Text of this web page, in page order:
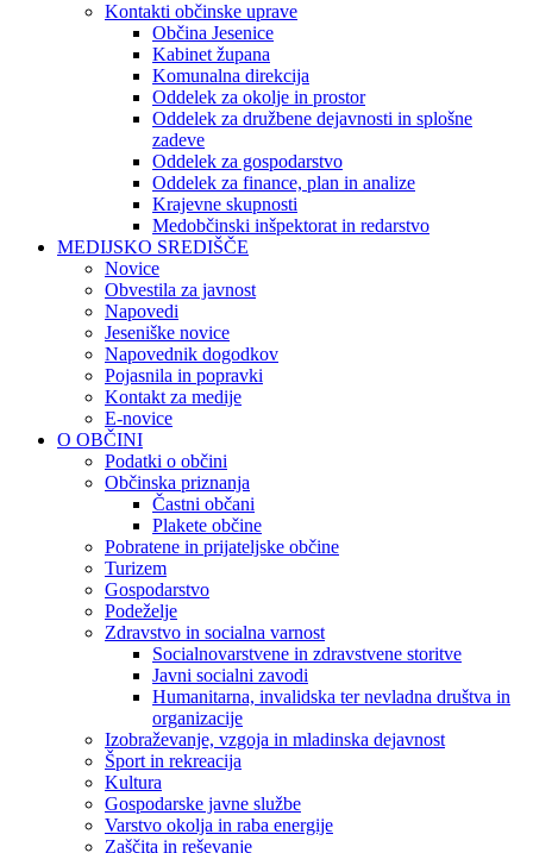
Kontakti občinske uprave
Občina Jesenice
Kabinet župana
Komunalna direkcija
Oddelek za okolje in prostor
Oddelek za družbene dejavnosti in splošne
zadeve
Oddelek za gospodarstvo
Oddelek za finance, plan in analize
Krajevne skupnosti
Medobčinski inšpektorat in redarstvo
MEDIJSKO SREDIŠČE
Novice
Obvestila za javnost
Napovedi
Jeseniške novice
Napovednik dogodkov
Pojasnila in popravki
Kontakt za medije
E-novice
O OBČINI
Podatki o občini
Občinska priznanja
Častni občani
Plakete občine
Pobratene in prijateljske občine
Turizem
Gospodarstvo
Podeželje
Zdravstvo in socialna varnost
Socialnovarstvene in zdravstvene storitve
Javni socialni zavodi
Humanitarna, invalidska ter nevladna društva in
organizacije
Izobraževanje, vzgoja in mladinska dejavnost
Šport in rekreacija
Kultura
Gospodarske javne službe
Varstvo okolja in raba energije
Zaščita in reševanje